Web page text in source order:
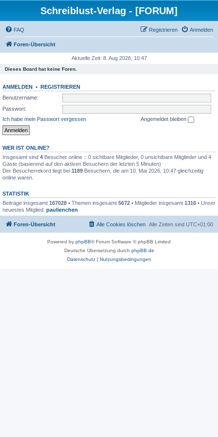
Schreiblust-Verlag - [FORUM]
FAQ Anmelden
Registrieren
Foren-Übersicht
Aktuelle Zeit: 8. Aug 2026, 10:47
Dieses Board hat keine Foren.
ANMELDEN • REGISTRIEREN
Benutzername:
Passwort:
Ich habe mein Passwort vergessen
Angemeldet bleiben
WER IST ONLINE?
Insgesamt sind 4 Besucher online :: 0 sichtbare Mitglieder, 0 unsichtbare Mitglieder und 4
Gäste (basierend auf den aktiven Besuchern der letzten 5 Minuten)
Der Besucherrekord liegt bei 1189 Besuchern, die am 10. Mai 2026, 10:47 gleichzeitig
online waren.
STATISTIK
Beiträge insgesamt 167028 • Themen insgesamt 5672 • Mitglieder insgesamt 1316 • Unser
neuestes Mitglied: paulienchen
Foren-Übersicht Alle Zeiten sind UTC+01:00
Alle Cookies löschen
Powered by phpBB® Forum Software © phpBB Limited
Deutsche Übersetzung durch phpBB.de
Datenschutz| Nutzungsbedingungen